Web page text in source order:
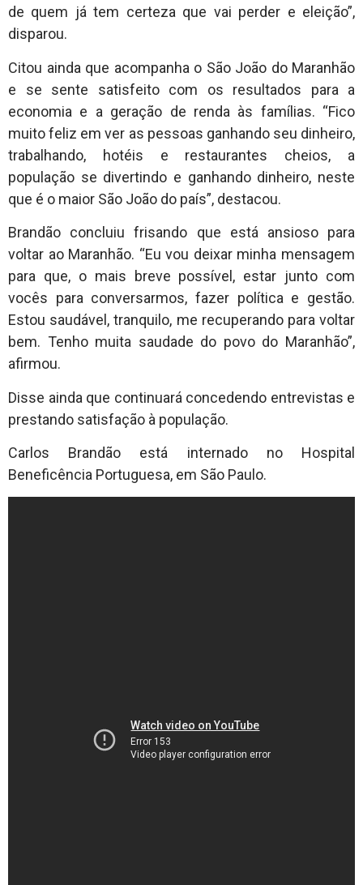
de quem já tem certeza que vai perder e eleição”,
disparou.
Citou ainda que acompanha o São João do Maranhão
e se sente satisfeito com os resultados para a
economia e a geração de renda às famílias. “Fico
muito feliz em ver as pessoas ganhando seu dinheiro,
trabalhando, hotéis e restaurantes cheios, a
população se divertindo e ganhando dinheiro, neste
que é o maior São João do país”, destacou.
Brandão concluiu frisando que está ansioso para
voltar ao Maranhão. “Eu vou deixar minha mensagem
para que, o mais breve possível, estar junto com
vocês para conversarmos, fazer política e gestão.
Estou saudável, tranquilo, me recuperando para voltar
bem. Tenho muita saudade do povo do Maranhão”,
afirmou.
Disse ainda que continuará concedendo entrevistas e
prestando satisfação à população.
Carlos Brandão está internado no Hospital
Beneficência Portuguesa, em São Paulo.